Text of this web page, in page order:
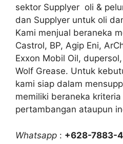
sektor Supplyer oli &
dan Supplyer untuk oli
Kami menjual beraneka
Castrol, BP, Agip Eni,
Exxon Mobil Oil,
Wolf Grease. Untuk
kami siap dalam
memiliki beraneka
pertambangan ataupun
Whatsapp : +628-7883-